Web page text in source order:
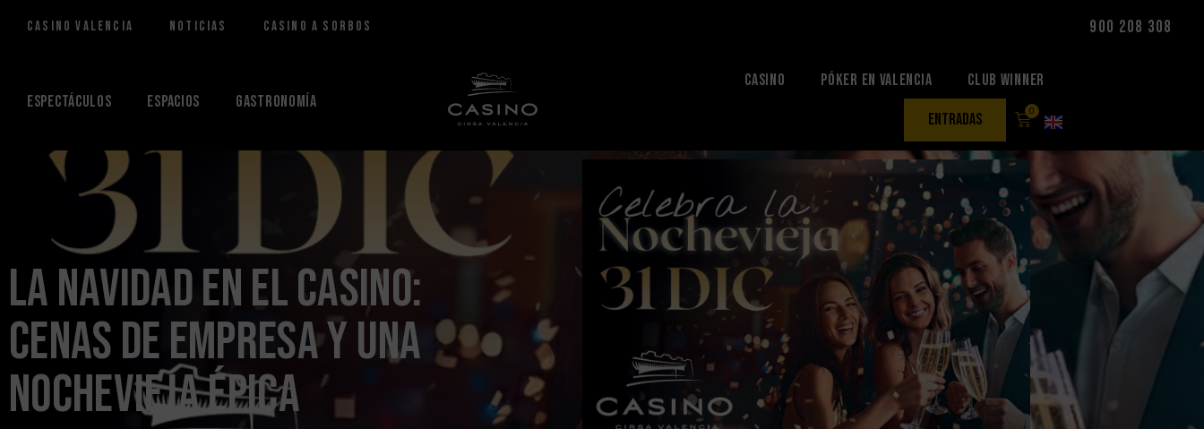
contenido
Casino Valencia Noticias Casino a Sorbos 900 208 308
Espectáculos Espacios Gastronomía
CASINO Póker en Valencia Club Winner
entradas 0
La Navidad en el Casino:
cenas de empresa y una
Nochevieja épica